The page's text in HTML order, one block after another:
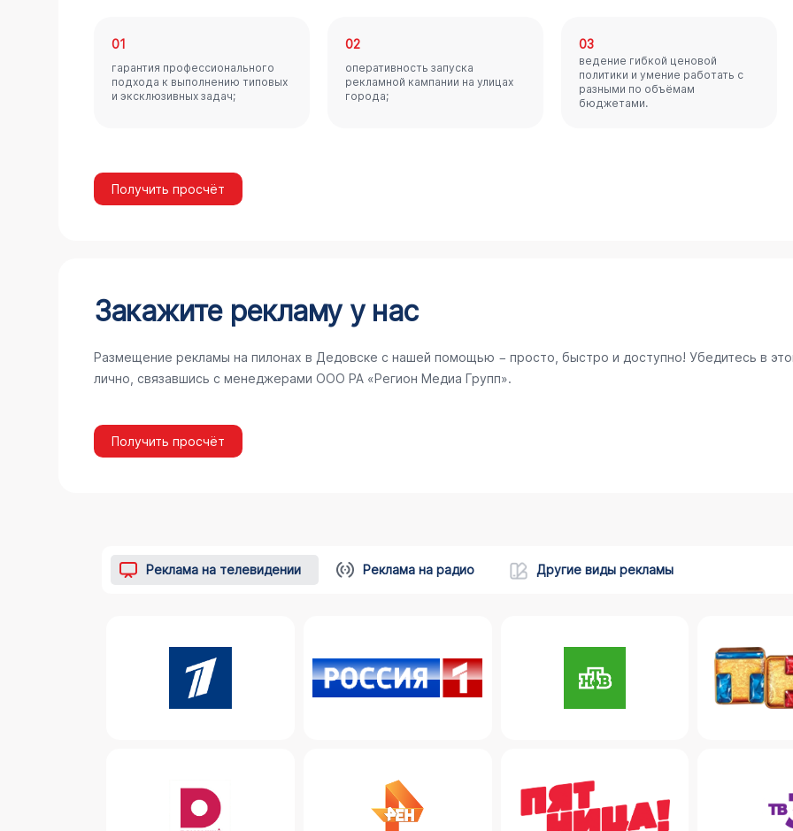
01
гарантия профессионального
подхода к выполнению типовых
и эксклюзивных задач;
02
оперативность запуска
рекламной кампании на улицах
города;
03
ведение гибкой ценовой
политики и умение работать с
разными по объёмам
бюджетами.
Получить просчёт
Закажите рекламу у нас
Размещение рекламы на пилонах в Дедовске с нашей помощью − просто, быстро и доступно! Убедитесь в
лично, связавшись с менеджерами ООО РА «Регион Медиа Групп».
Получить просчёт
Реклама на телевидении Реклама на радио Другие виды рекламы